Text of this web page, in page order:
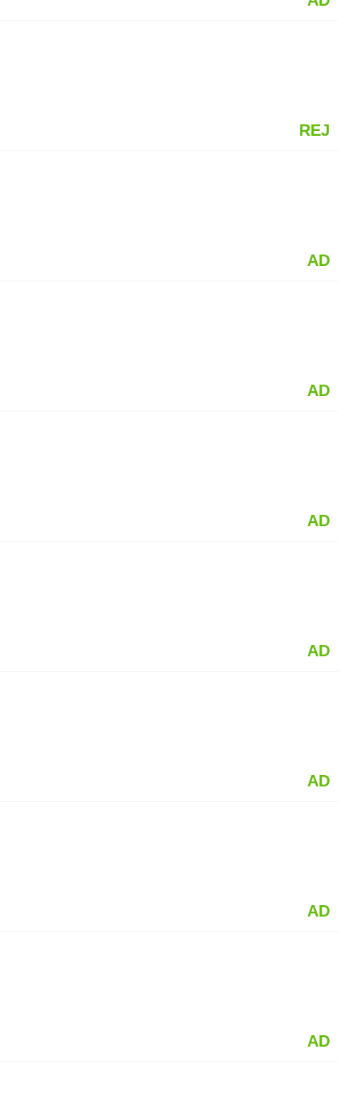
REJ
AD
AD
AD
AD
AD
AD
AD